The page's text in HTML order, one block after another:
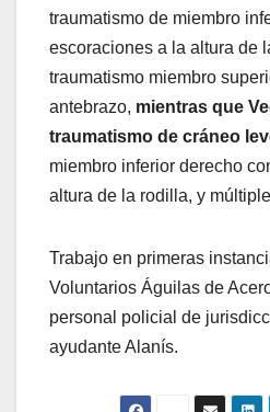
traumatismo de miembro
escoraciones a la altura de
traumatismo miembro
antebrazo, mientras que
traumatismo de cráneo
miembro inferior derecho
altura de la rodilla, y
Trabajo en primeras
Voluntarios Águilas de
personal policial de
ayudante Alanís.